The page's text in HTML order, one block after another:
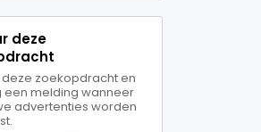
deze
zoekopdracht en
een melding wanneer
advertenties worden